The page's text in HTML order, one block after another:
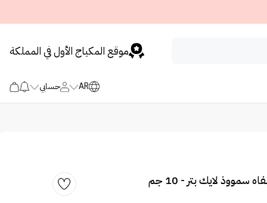
موقع المكياج الأول في المملكة
AR حسابي
لايك بتر - 10 جم